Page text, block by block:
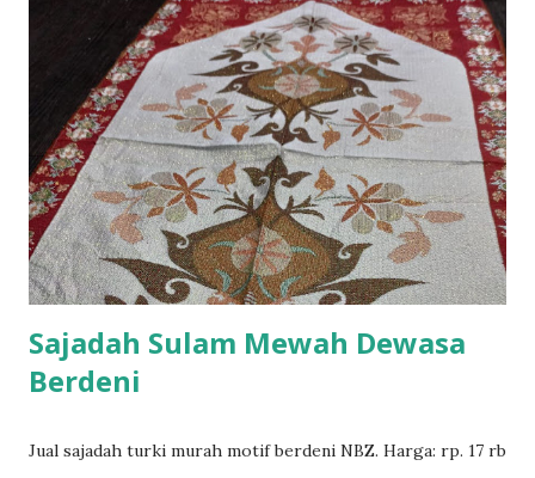
Sajadah Sulam Mewah Dewasa
Berdeni
Jual sajadah turki murah motif berdeni NBZ. Harga: rp. 17 rb